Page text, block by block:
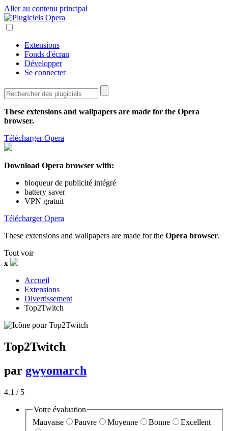
Aller au contenu principal
Extensions
Fonds d'écran
Développer
Se connecter
These extensions and wallpapers are made for the Opera
browser.
Télécharger Opera
Download Opera browser with:
bloqueur de publicité intégré
battery saver
VPN gratuit
Télécharger Opera
These extensions and wallpapers are made for the Opera browser.
Tout voir
x
Accueil
Extensions
Divertissement
Top2Twitch‎
Top2Twitch
par gwyomarch
4.1 / 5
Votre évaluation
Mauvaise
Pauvre Moyenne Bonne Excellent